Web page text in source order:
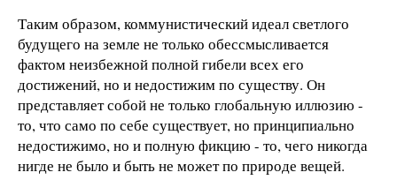
Таким образом, коммунистический идеал светлого
будущего на земле не только обессмысливается
фактом неизбежной полной гибели всех его
достижений, но и недостижим по существу. Он
представляет собой не только глобальную иллюзию -
то, что само по себе существует, но принципиально
недостижимо, но и полную фикцию - то, чего никогда
нигде не было и быть не может по природе вещей.